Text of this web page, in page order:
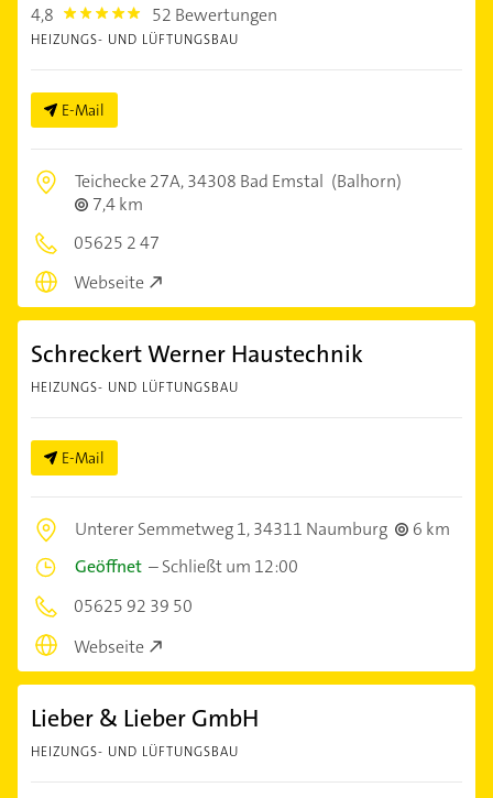
4,8 4.8 52 Bewertungen
HEIZUNGS- UND LÜFTUNGSBAU
E-Mail
Teichecke 27A,34308 Bad Emstal (Balhorn)
7,4 km
05625 2 47
Webseite
Schreckert Werner Haustechnik
HEIZUNGS- UND LÜFTUNGSBAU
E-Mail
Unterer Semmetweg 1,34311 Naumburg
6 km
Geöffnet –Schließt um 12:00
05625 92 39 50
Webseite
Lieber & Lieber GmbH
HEIZUNGS- UND LÜFTUNGSBAU